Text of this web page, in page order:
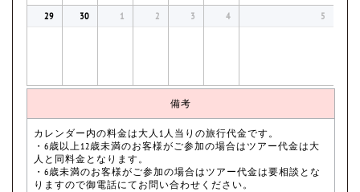
29 30 1 2 3 4 5
備考
カレンダー内の料金は大人1人当りの旅行代金です。
・6歳以上12歳未満のお客様がご参加の場合はツアー代金は大
人と同料金となります。
・6歳未満のお客様がご参加の場合はツアー代金は要相談とな
りますので御電話にてお問い合わせください。